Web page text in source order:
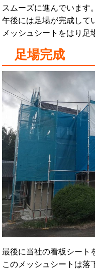
スムーズに進んでいます。
午後には足場が完成して
メッシュシートをはり足
足場完成
最後に当社の看板シート
このメッシュシートは落